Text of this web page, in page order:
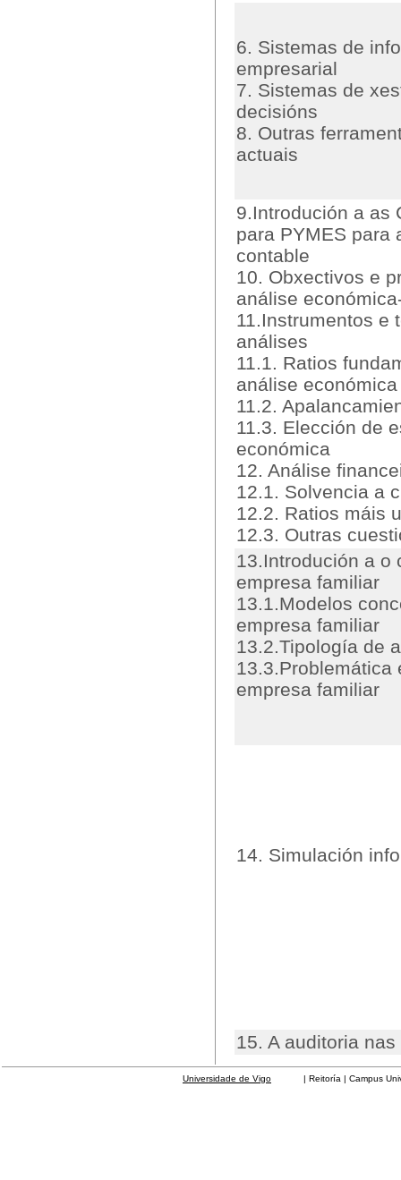
6. Sistemas de
empresarial
7. Sistemas de
decisións
8. Outras
actuais
9.Introdución a as
para PYMES para
contable
10. Obxectivos e
análise
11.Instrumentos e
análises
11.1. Ratios
análise económica
11.2.
11.3. Elección de
económica
12. Análise
12.1. Solvencia a
12.2. Ratios máis
12.3. Outras
13.Introdución a o
empresa familiar
13.1.Modelos
empresa familiar
13.2.Tipología de
13.3.Problemática
empresa familiar
14. Simulación
15. A auditoria nas
Universidade de Vigo | Reitoría | Campus